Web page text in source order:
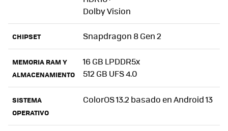
Dolby Vision
CHIPSET Snapdragon 8 Gen 2
MEMORIA RAM Y
ALMACENAMIENTO
16 GB LPDDR5x
512 GB UFS 4.0
SISTEMA
OPERATIVO
ColorOS 13.2 basado en Android 13